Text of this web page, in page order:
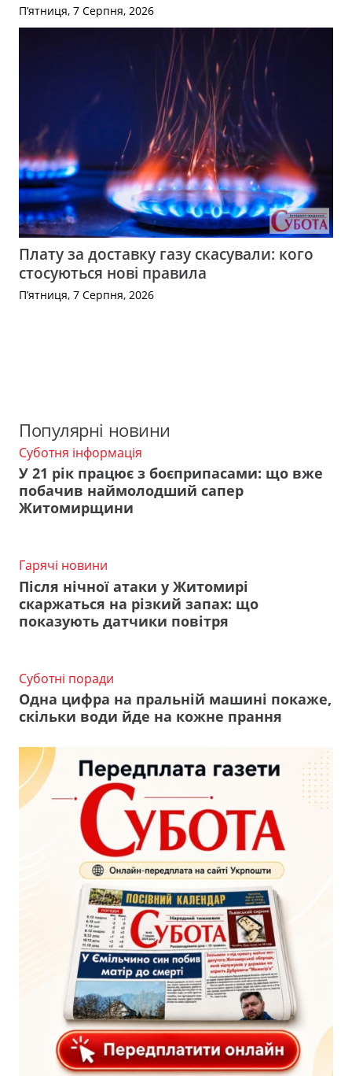
П’ятниця, 7 Серпня, 2026
Плату за доставку газу скасували: кого
стосуються нові правила
П’ятниця, 7 Серпня, 2026
Популярні новини
Суботня інформація
У 21 рік працює з боєприпасами: що вже
побачив наймолодший сапер
Житомирщини
Гарячі новини
Після нічної атаки у Житомирі
скаржаться на різкий запах: що
показують датчики повітря
Суботні поради
Одна цифра на пральній машині покаже,
скільки води йде на кожне прання